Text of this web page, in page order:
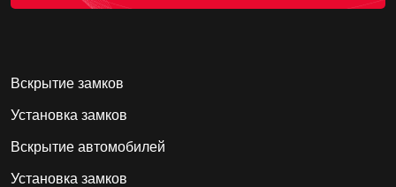
Вскрытие замков
Установка замков
Вскрытие автомобилей
Установка замков